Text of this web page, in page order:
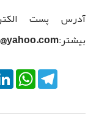
آدرس پست
بیشتر:
WhatsAppTelegram